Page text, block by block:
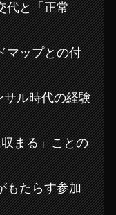
と「正常
ップとの付
ル時代の経験
まる」ことの
たらす参加